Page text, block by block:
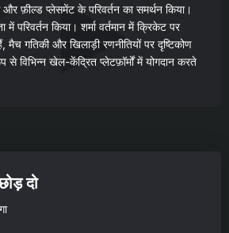
फ़ील्ड प्लेसमेंट के परिवर्तन का समर्थन किया।
परिवर्तन किया। शर्मा वर्तमान में क्रिकेट पर
गतिकी और खिलाड़ी रणनीतियों पर दृष्टिकोण
विभिन्न खेल-केंद्रित प्लेटफ़ॉर्मों में योगदान करते
दो